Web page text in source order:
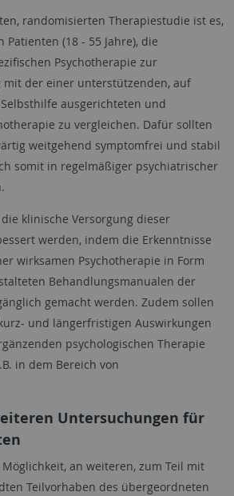
randomisierten Therapiestudie ist es,
(18 - 55 Jahre), die
Psychotherapie zur
mit der einer unterstützenden, auf
ausgerichteten und
zu vergleichen. Dafür sollten
weitgehend symptomfrei und stabil
somit in regelmäßiger psychiatrischer
klinische Versorgung dieser
werden, indem die Erkenntnisse
wirksamen Psychotherapie in Form
Behandlungsmanualen der
gemacht werden. Zudem sollen
und längerfristigen Auswirkungen
psychologischen Therapie
in dem Bereich von
Untersuchungen für
an weiteren, zum Teil mit
Teilvorhaben des übergeordneten